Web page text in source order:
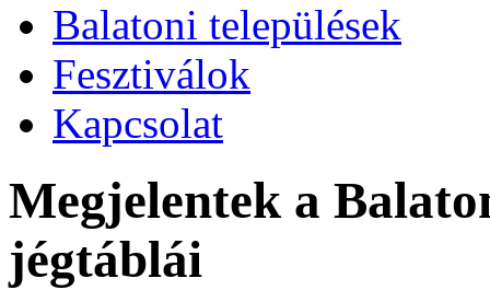
Balatoni települések
Fesztiválok
Kapcsolat
Megjelentek a
jégtáblái